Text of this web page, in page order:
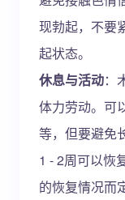
现勃起，不要
起状态。
休息与活动：
体力劳动。可
等，但要避免
1 - 2周可以恢
的恢复情况而